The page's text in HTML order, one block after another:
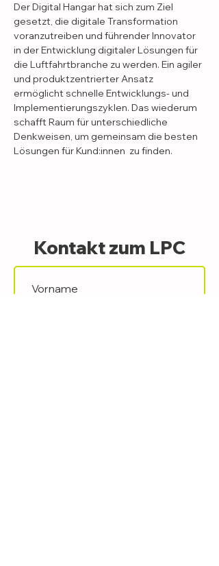
Der Digital Hangar hat sich zum Ziel
gesetzt, die digitale Transformation
voranzutreiben und führender Innovator
in der Entwicklung digitaler Lösungen für
die Luftfahrtbranche zu werden. Ein agiler
und produktzentrierter Ansatz
ermöglicht schnelle Entwicklungs- und
Implementierungszyklen. Das wiederum
schafft Raum für unterschiedliche
Denkweisen, um gemeinsam die besten
Lösungen für Kund:innen  zu finden.
Kontakt zum LPC